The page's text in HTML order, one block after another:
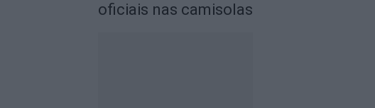
oficiais nas camisolas